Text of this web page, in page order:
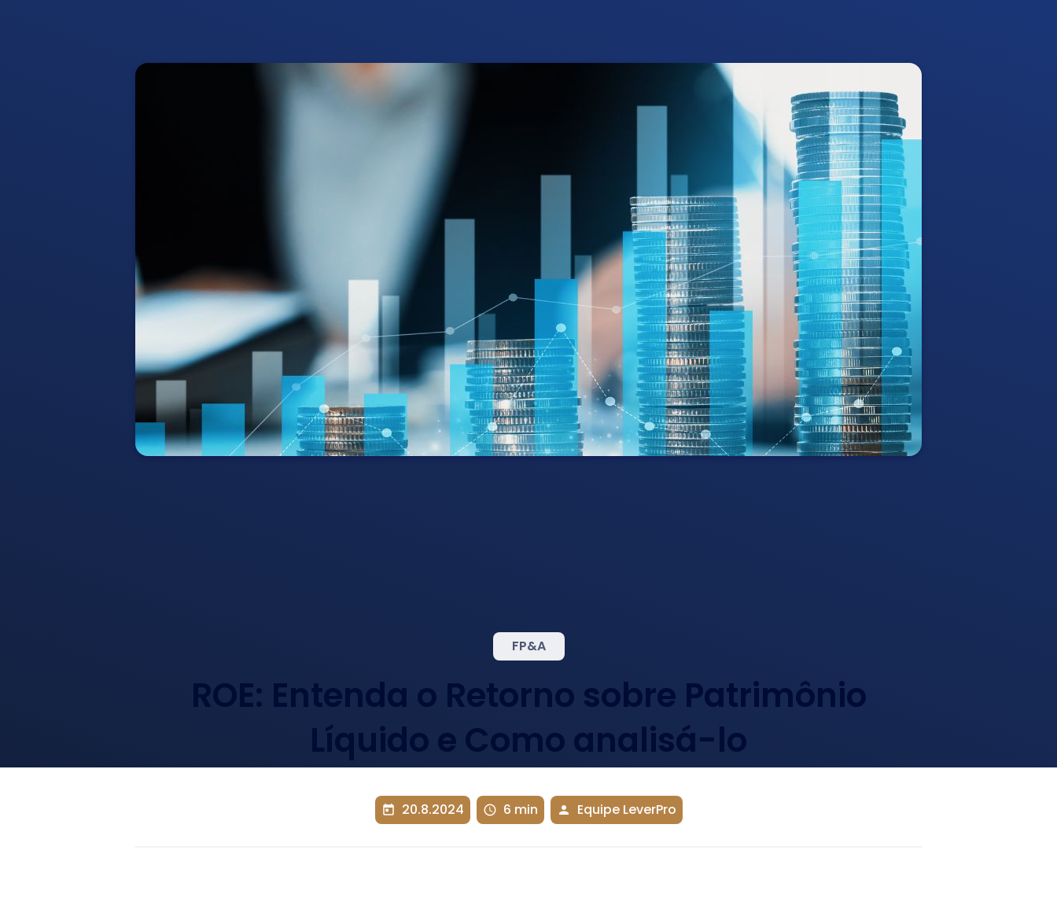
FP&A
ROE: Entenda o Retorno sobre Patrimônio
Líquido e Como analisá-lo
today 20.8.2024 schedule 6 min person Equipe LeverPro